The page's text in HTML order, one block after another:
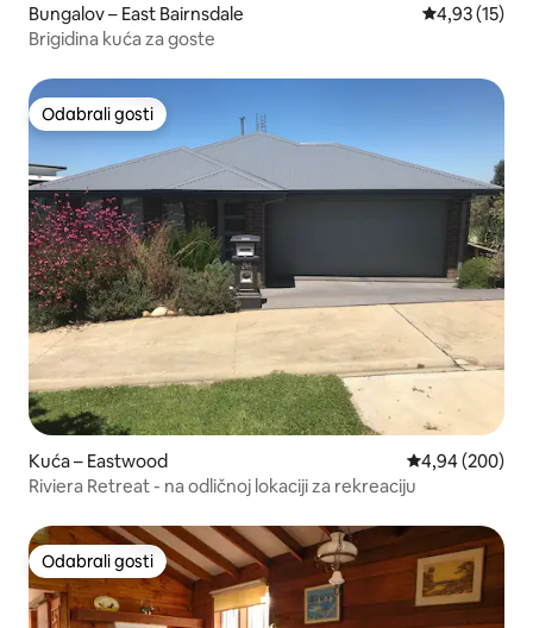
Bungalov – East Bairnsdale Prosječna
4,93 (15)
Brigidina kuća za goste
Odabrali gosti
Odabrali gosti
Kuća – Eastwood Prosječna
4,94 (200)
Riviera Retreat - na odličnoj lokaciji za rekreaciju
Odabrali gosti
Odabrali gosti